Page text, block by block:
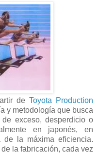
deToyota Production
y metodología que busca
exceso, desperdicio o
en japonés, en
de la máxima eficiencia.
la fabricación, cada vez